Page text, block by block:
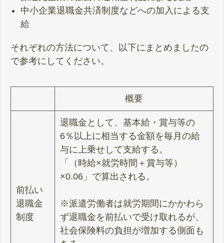
中小企業退職金共済制度などへの加入による支
給
それぞれの方法について、以下にまとめましたの
で参考にしてください。
概要
前払い
退職金
制度
退職金として、基本給・賞与等の
6％以上に相当する金額を毎月の給
与に上乗せして支給する。
「（時給×就労時間＋賞与等）
×0.06」で算出される。
※派遣労働者は就労期間にかかわら
ず退職金を前払いで受け取れるが、
社会保険料の負担が増加する側面も